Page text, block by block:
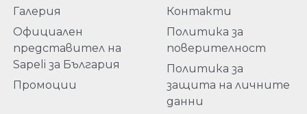
Галерия
Официален
представител на
Sapeli за България
Промоции
Контакти
Политика за
поверителност
Политика за
защита на личните
данни